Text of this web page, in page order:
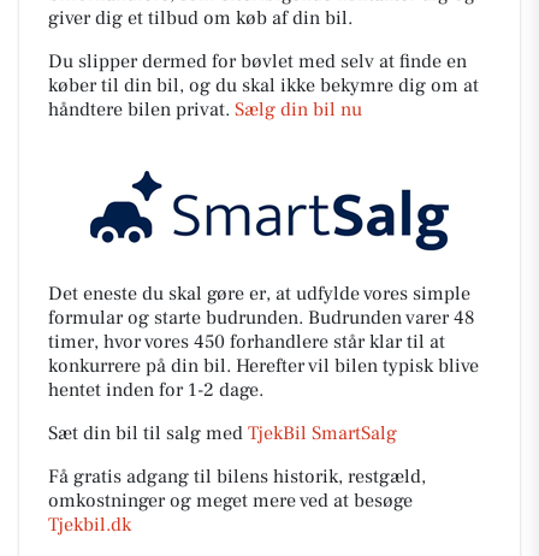
giver dig et tilbud om køb af din bil.
Du slipper dermed for bøvlet med selv at finde en
køber til din bil, og du skal ikke bekymre dig om at
håndtere bilen privat. Sælg din bil nu
Det eneste du skal gøre er, at udfylde vores simple
formular og starte budrunden. Budrunden varer 48
timer, hvor vores 450 forhandlere står klar til at
konkurrere på din bil. Herefter vil bilen typisk blive
hentet inden for 1-2 dage.
Sæt din bil til salg med TjekBil SmartSalg
Få gratis adgang til bilens historik, restgæld,
omkostninger og meget mere ved at besøge
Tjekbil.dk